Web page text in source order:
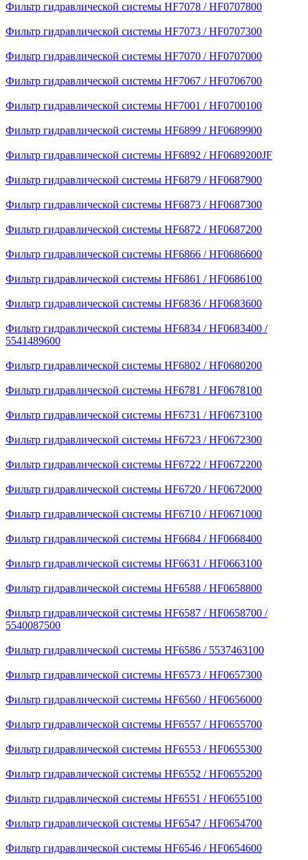
Фильтр гидравлической системы HF7078 / HF0707800
Фильтр гидравлической системы HF7073 / HF0707300
Фильтр гидравлической системы HF7070 / HF0707000
Фильтр гидравлической системы HF7067 / HF0706700
Фильтр гидравлической системы HF7001 / HF0700100
Фильтр гидравлической системы HF6899 / HF0689900
Фильтр гидравлической системы HF6892 / HF0689200JF
Фильтр гидравлической системы HF6879 / HF0687900
Фильтр гидравлической системы HF6873 / HF0687300
Фильтр гидравлической системы HF6872 / HF0687200
Фильтр гидравлической системы HF6866 / HF0686600
Фильтр гидравлической системы HF6861 / HF0686100
Фильтр гидравлической системы HF6836 / HF0683600
Фильтр гидравлической системы HF6834 / HF0683400 /
5541489600
Фильтр гидравлической системы HF6802 / HF0680200
Фильтр гидравлической системы HF6781 / HF0678100
Фильтр гидравлической системы HF6731 / HF0673100
Фильтр гидравлической системы HF6723 / HF0672300
Фильтр гидравлической системы HF6722 / HF0672200
Фильтр гидравлической системы HF6720 / HF0672000
Фильтр гидравлической системы HF6710 / HF0671000
Фильтр гидравлической системы HF6684 / HF0668400
Фильтр гидравлической системы HF6631 / HF0663100
Фильтр гидравлической системы HF6588 / HF0658800
Фильтр гидравлической системы HF6587 / HF0658700 /
5540087500
Фильтр гидравлической системы HF6586 / 5537463100
Фильтр гидравлической системы HF6573 / HF0657300
Фильтр гидравлической системы HF6560 / HF0656000
Фильтр гидравлической системы HF6557 / HF0655700
Фильтр гидравлической системы HF6553 / HF0655300
Фильтр гидравлической системы HF6552 / HF0655200
Фильтр гидравлической системы HF6551 / HF0655100
Фильтр гидравлической системы HF6547 / HF0654700
Фильтр гидравлической системы HF6546 / HF0654600